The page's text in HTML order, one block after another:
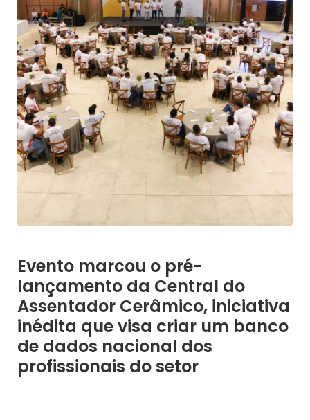
Evento marcou o pré-
lançamento da Central do
Assentador Cerâmico, iniciativa
inédita que visa criar um banco
de dados nacional dos
profissionais do setor